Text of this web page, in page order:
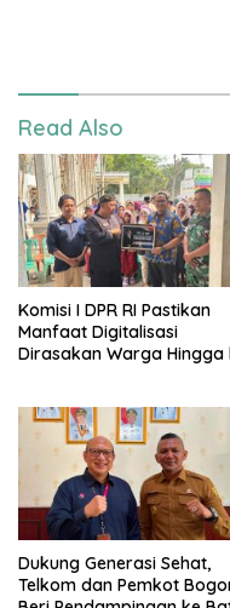
Read Also
Komisi I DPR RI Pastikan
Manfaat Digitalisasi
Dirasakan Warga Hingga
Dukung Generasi Sehat,
Telkom dan Pemkot